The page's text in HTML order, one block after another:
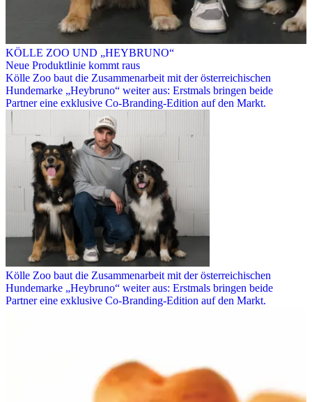
KÖLLE ZOO UND „HEYBRUNO“
Neue Produktlinie kommt raus
Kölle Zoo baut die Zusammenarbeit mit der österreichischen
Hundemarke „Heybruno“ weiter aus: Erstmals bringen beide
Partner eine exklusive Co-Branding-Edition auf den Markt.
Kölle Zoo baut die Zusammenarbeit mit der österreichischen
Hundemarke „Heybruno“ weiter aus: Erstmals bringen beide
Partner eine exklusive Co-Branding-Edition auf den Markt.